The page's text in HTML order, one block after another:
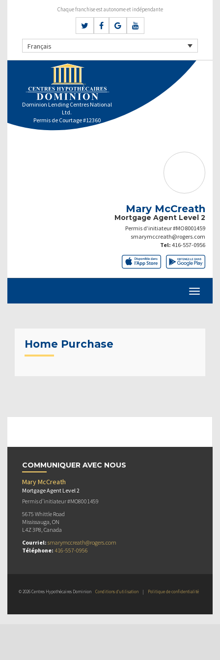
Chaque franchise est autonome et indépendante
Français
Dominion Lending Centres National
Ltd.
Permis de Courtage #12360
Mary McCreath
Mortgage Agent Level 2
Permis d’initiateur #MO8001459
smarymccreath@rogers.com
Tel: 416-557-0956
Home Purchase
COMMUNIQUER AVEC NOUS
Mary McCreath
Mortgage Agent Level 2
Permis d’initiateur #MO8001459
5675 Whittle Road
Mississauga, ON
L4Z 3P8, Canada
Courriel: smarymccreath@rogers.com
Téléphone: 416-557-0956
© 2026 Centres Hypothécaires Dominion Conditions d’utilisation | Politique de confidentialité